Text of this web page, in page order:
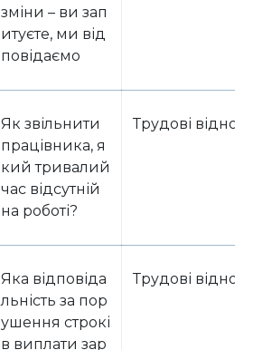
зміни – ви зап
итуєте, ми від
повідаємо
Як звільнити
працівника, я
кий тривалий
час відсутній
на роботі?
Трудові
Яка відповіда
льність за пор
ушення строкі
в виплати зар
Трудові